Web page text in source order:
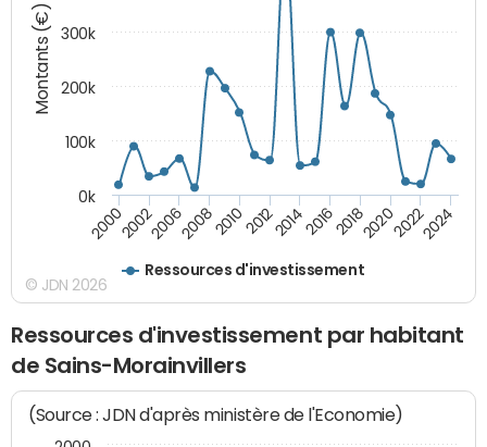
Montants (€)
Ressources d'investissement
200020022006200820102012201420162018202020222024
0k
100k
200k
300k
© JDN 2026
Ressources d'investissement par habitant
de Sains-Morainvillers
(Source : JDN d'après ministère de l'Economie)